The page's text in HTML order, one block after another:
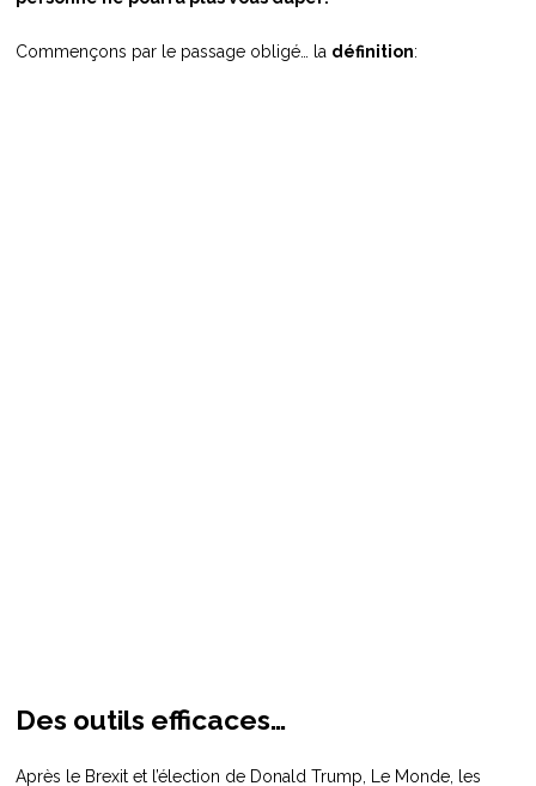
Commençons par le passage obligé… la définition:
Des outils efficaces…
Après le Brexit et l’élection de Donald Trump, Le Monde, les